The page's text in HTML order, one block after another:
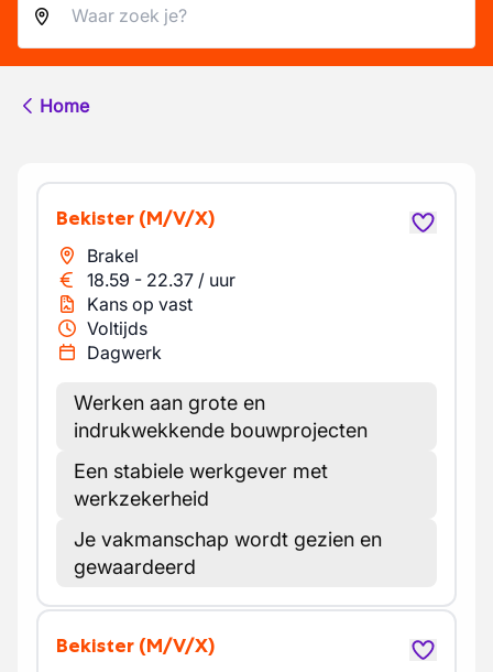
Home
Bekister (M/V/X)
Brakel
18.59 - 22.37 / uur
Kans op vast
Voltijds
Dagwerk
Werken aan grote en
indrukwekkende bouwprojecten
Een stabiele werkgever met
werkzekerheid
Je vakmanschap wordt gezien en
gewaardeerd
Bekister (M/V/X)